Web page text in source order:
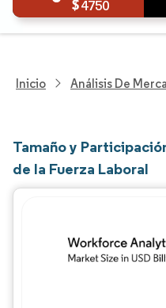
4750
Inicio Análisis De
Tamaño y
de la Fuerza Laboral